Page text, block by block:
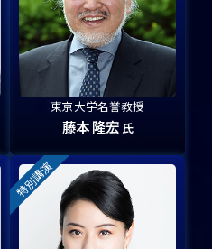
東京大学名誉教授
藤本 隆宏氏
特別講演